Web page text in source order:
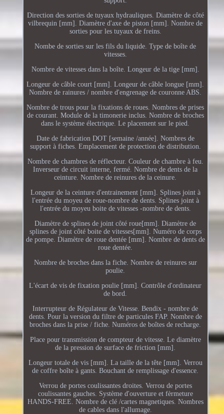
Direction des sorties de tuyaux hydrauliques. Diamètre de côté
vilbrequin [mm]. Diamètre d'axe de piston [mm]. Nombre de
sorties pour les tuyaux de freins.
Nombe de sorties sur les fils du liquide. Type de boîte de
vitesses.
Nombre de vitesses dans la boîte. Longeur de la tige [mm].
Longeur de câble court [mm]. Longeur de câble longue [mm].
Nombre de rainures / nombre d'engrenage de couronne ABS.
Nombre de trous pour la fixations de roues. Nombres de prises
de courant. Module de la timonerie inclus. Nombre de broches
dans le système électrique. Le placement sur le pied.
Date de fabrication DOT [semaine /année]. Nombres de
support à fiches. Emplacement de protection de distribution.
Nombre de chambres de réflecteur. Couleur de chambre à feu.
Inverseur de circuit interne, fermé. Nombre de dents de la
ceinture. Nombre de reinures de la ceinure.
Longeur de la ceinture d'entrainement [mm]. Splines joint à
l'entrée du moyeu de roue-nombre de dents. Splines joint à
l'entrée du moyeu boite de vitesses -nombre de dents.
Diamètre de splines de joint côté roue[mm]. Diamètre de
splines de joint côté boite de vitesses[mm]. Numéro de corps
de pompe. Diamètre de roue dentée [mm]. Nombre de dents de
roue dentée.
Nombre de broches dans la fiche. Nombre de reinures sur
poulie.
L'écart de vis de fixation poulie [mm]. Contrôle d'ordinateur
de bord.
Interrupteur de Régulateur de Vitesse. Bendix - nombre de
dents. Pour la version du filtre de particules FAP. Nombre de
broches dans la prise / fiche. Numéros de boîtes de recharge.
Place pour transmission de compteur de vitesse. Le diamètre
de la pression de surface de friction [mm].
Longeur totale de vis [mm]. La taille de la tête [mm]. Verrou
de coffre boîte à gants. Bouchant de remplissage d'essence.
Verrou de portes coulissantes droites. Verrou de portes
coulissantes gauches. Système d'ouverture et fèrmeture
HANDS-FREE. Nombre de clé /cartes magnetiques. Nombres
de cables dans l'allumage.